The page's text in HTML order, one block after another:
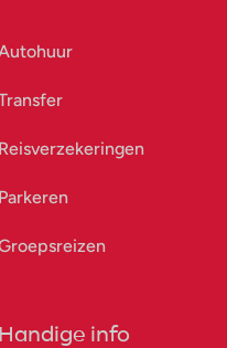
Reisverzekeringen
Parkeren
Handige info